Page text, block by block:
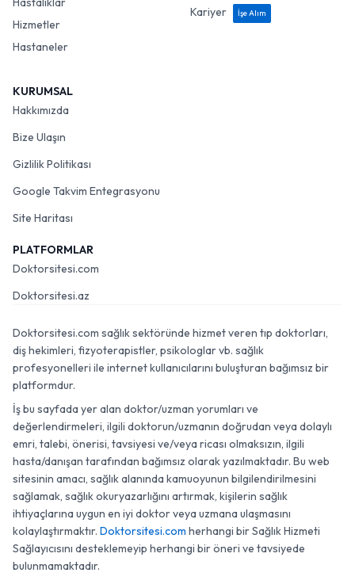
Hizmetler
Hastaneler
Kariyer
İşe Alım
KURUMSAL
Hakkımızda
Bize Ulaşın
Gizlilik Politikası
Google Takvim Entegrasyonu
Site Haritası
PLATFORMLAR
Doktorsitesi.com
Doktorsitesi.az
Doktorsitesi.com sağlık sektöründe hizmet veren tıp doktorları,
diş hekimleri, fizyoterapistler, psikologlar vb. sağlık
profesyonelleri ile internet kullanıcılarını buluşturan bağımsız bir
platformdur.
İş bu sayfada yer alan doktor/uzman yorumları ve
değerlendirmeleri, ilgili doktorun/uzmanın doğrudan veya dolaylı
emri, talebi, önerisi, tavsiyesi ve/veya ricası olmaksızın, ilgili
hasta/danışan tarafından bağımsız olarak yazılmaktadır. Bu web
sitesinin amacı, sağlık alanında kamuoyunun bilgilendirilmesini
sağlamak, sağlık okuryazarlığını artırmak, kişilerin sağlık
ihtiyaçlarına uygun en iyi doktor veya uzmana ulaşmasını
kolaylaştırmaktır. Doktorsitesi.com herhangi bir Sağlık Hizmeti
Sağlayıcısını desteklemeyip herhangi bir öneri ve tavsiyede
bulunmamaktadır.